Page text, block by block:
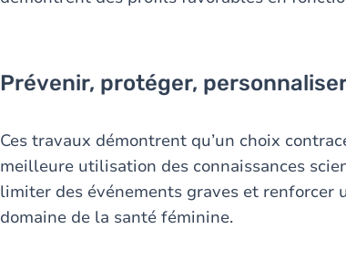
Prévenir, protéger,
Ces travaux démontrent qu’un choix
meilleure utilisation des connaissances
limiter des événements graves et renforcer
domaine de la santé féminine.